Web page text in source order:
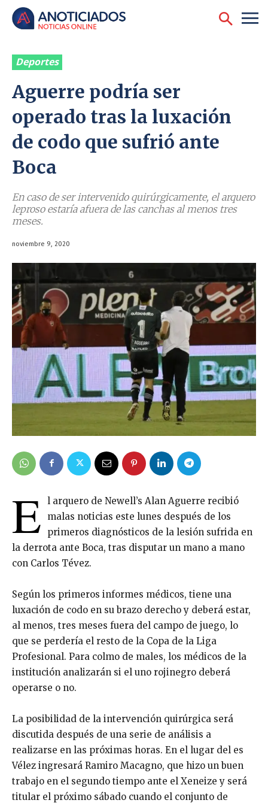
Deportes
Aguerre podría ser
operado tras la luxación
de codo que sufrió ante
Boca
En caso de ser intervenido quirúrgicamente, el arquero
leproso estaría afuera de las canchas al menos tres
meses.
noviembre 9, 2020
E l arquero de Newell’s Alan Aguerre recibió
malas noticias este lunes después de los
primeros diagnósticos de la lesión sufrida en
la derrota ante Boca, tras disputar un mano a mano
con Carlos Tévez.
Según los primeros informes médicos, tiene una
luxación de codo en su brazo derecho y deberá estar,
al menos, tres meses fuera del campo de juego, lo
que se perdería el resto de la Copa de la Liga
Profesional. Para colmo de males, los médicos de la
institución analizarán si el uno rojinegro deberá
operarse o no.
La posibilidad de la intervención quirúrgica será
discutida después de una serie de análisis a
realizarse en las próximas horas. En el lugar del es
Vélez ingresará Ramiro Macagno, que hizo un buen
trabajo en el segundo tiempo ante el Xeneize y será
titular el próximo sábado cuando el conjunto de